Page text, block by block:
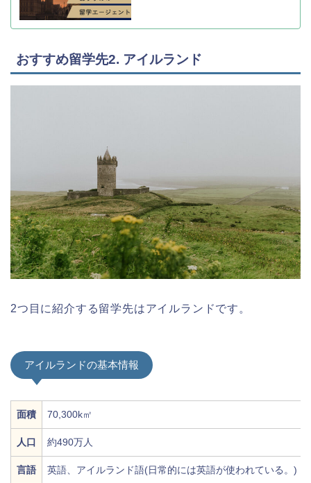
おすすめ留学先2. アイルランド
2つ目に紹介する留学先はアイルランドです。
アイルランドの基本情報
面積 70,300k㎡
人口 約490万人
言語 英語、アイルランド語(日常的には英語が使われている。)